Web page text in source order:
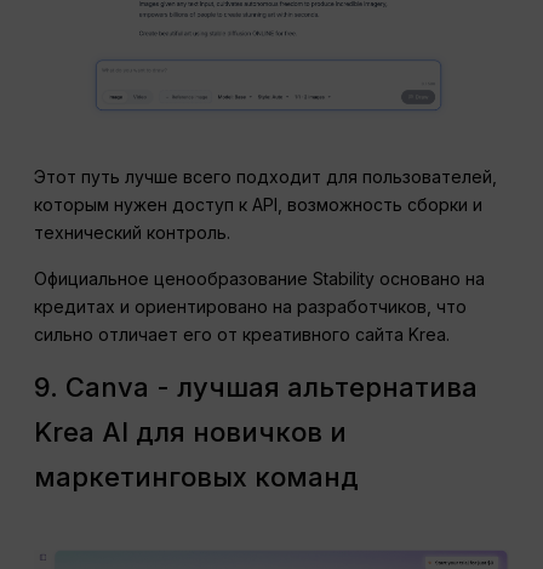
Этот путь лучше всего подходит для пользователей,
которым нужен доступ к API, возможность сборки и
технический контроль.
Официальное ценообразование Stability основано на
кредитах и ориентировано на разработчиков, что
сильно отличает его от креативного сайта Krea.
9. Canva - лучшая альтернатива
Krea AI для новичков и
маркетинговых команд